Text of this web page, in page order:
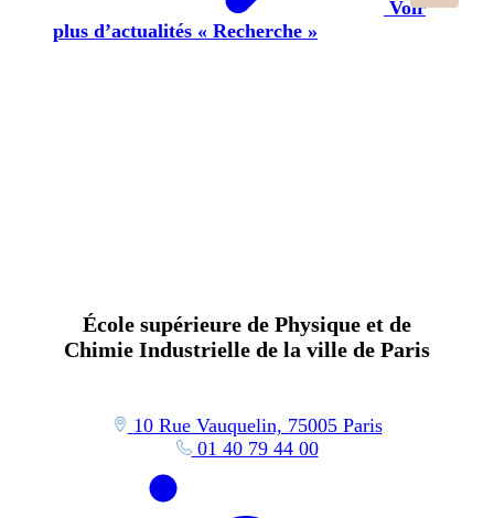
Voir
plus d’actualités « Recherche »
École supérieure de Physique et de
Chimie Industrielle de la ville de Paris
10 Rue Vauquelin, 75005 Paris
01 40 79 44 00